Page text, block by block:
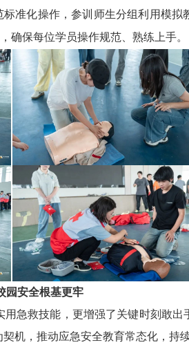
准化操作，参训师生分组利用模
确保每位学员操作规范、熟练上手。
园安全根基更牢
急救技能，更增强了关键时刻敢
机，推动应急安全教育常态化，持